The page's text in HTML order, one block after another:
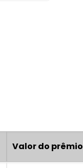
Valor do prêmio